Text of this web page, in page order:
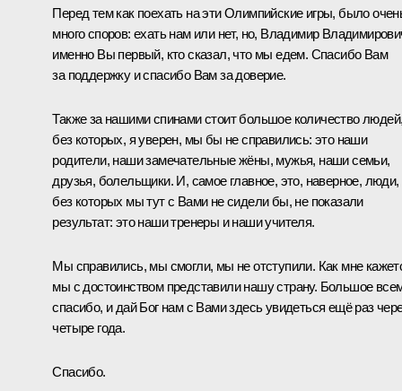
Перед тем как поехать на эти Олимпийские игры, было
много споров: ехать нам или нет, но, Владимир
именно Вы первый, кто сказал, что мы едем. Спасибо Вам
за поддержку и спасибо Вам за доверие.
Также за нашими спинами стоит большое количество
без которых, я уверен, мы бы не справились: это наши
родители, наши замечательные жёны, мужья, наши семьи,
друзья, болельщики. И, самое главное, это, наверное, люди,
без которых мы тут с Вами не сидели бы, не показали
результат: это наши тренеры и наши учителя.
Мы справились, мы смогли, мы не отступили. Как мне
мы с достоинством представили нашу страну. Большое
спасибо, и дай Бог нам с Вами здесь увидеться ещё раз
четыре года.
Спасибо.